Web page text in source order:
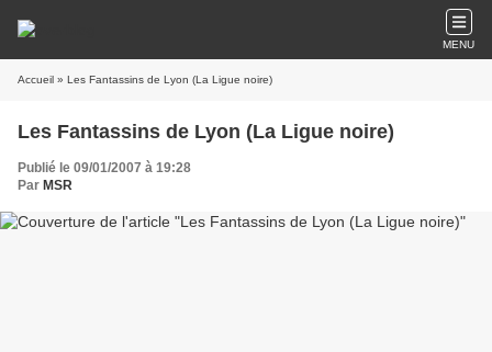
MENU
Accueil » Les Fantassins de Lyon (La Ligue noire)
Les Fantassins de Lyon (La Ligue noire)
Publié le 09/01/2007 à 19:28
Par MSR